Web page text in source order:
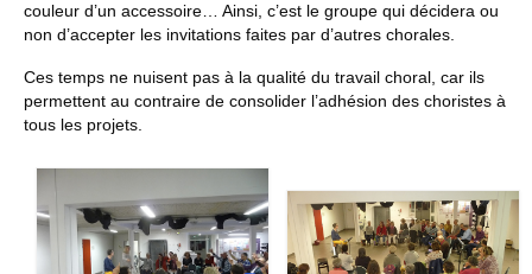
couleur d’un accessoire… Ainsi, c’est le groupe qui décidera ou
non d’accepter les invitations faites par d’autres chorales.
Ces temps ne nuisent pas à la qualité du travail choral, car ils
permettent au contraire de consolider l’adhésion des choristes à
tous les projets.